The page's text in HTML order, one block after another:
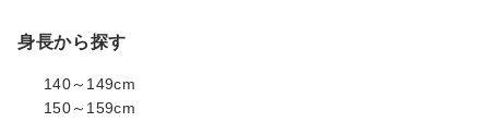
身長から探す
140～149cm
150～159cm